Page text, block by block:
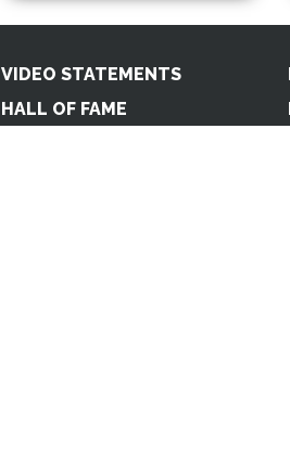
VIDEO STATEMENTS
HALL OF FAME